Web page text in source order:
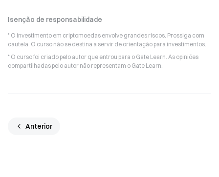
Isenção de responsabilidade
* O investimento em criptomoedas envolve grandes riscos. Prossiga com
cautela. O curso não se destina a servir de orientação para investimentos.
* O curso foi criado pelo autor que entrou para o Gate Learn. As opiniões
compartilhadas pelo autor não representam o Gate Learn.
Anterior